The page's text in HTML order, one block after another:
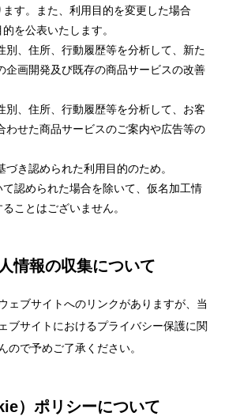
す。また、利用目的を変更した場合
を公表いたします。
別、住所、行動履歴等を分析して、新た
企画開発及び既存の商品サービスの改善
別、住所、行動履歴等を分析して、お客
わせた商品サービスのご案内や広告等の
づき認められた利用目的のため。
認められた場合を除いて、仮名加工情
ことはございません。
情報の収集について
ェブサイトへのリンクがありますが、当
ブサイトにおけるプライバシー保護に関
ので予めご了承ください。
）ポリシーについて